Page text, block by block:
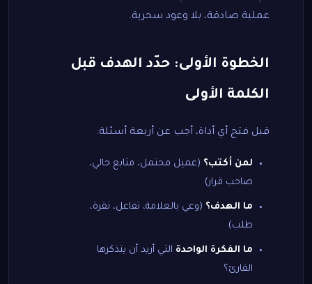
عملية صادقة، بلا وعود سحرية.
الخطوة الأولى: حدّد الهدف قبل
الكلمة الأولى
قبل فتح أي أداة، أجب عن أربعة أسئلة:
لمن أكتب؟ (عميل محتمل، متابع حالي،
صاحب قرار)
ما الهدف؟ (وعي بالعلامة، تفاعل، نقرة،
طلب)
ما الفكرة الواحدة التي أريد أن يتذكرها
القارئ؟